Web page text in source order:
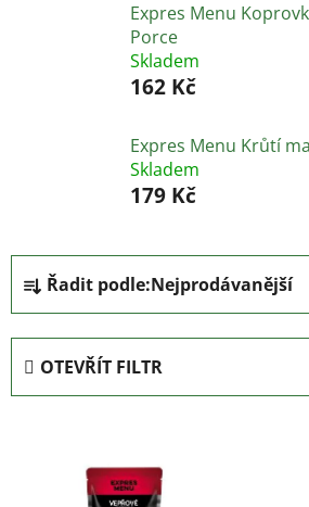
Expres Menu
Porce
Skladem
162 Kč
Expres Menu Krůtí
Skladem
179 Kč
Ř
a
z
n
Řadit podle:Nejprodávanější
OTEVŘÍT FILTR